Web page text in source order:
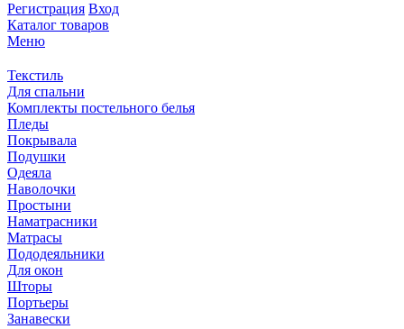
Регистрация Вход
Каталог товаров
Меню
Текстиль
Для спальни
Комплекты постельного белья
Пледы
Покрывала
Подушки
Одеяла
Наволочки
Простыни
Наматрасники
Матрасы
Пододеяльники
Для окон
Шторы
Портьеры
Занавески